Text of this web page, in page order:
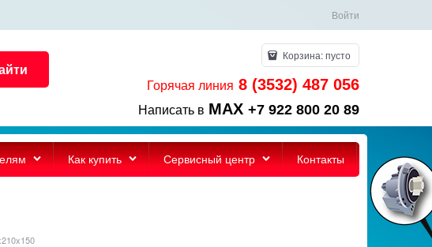
Войти
Корзина:пусто
Горячая линия 8 (3532) 487 056
Написать в MAX +7 922 800 20 89
Как купить Сервисный центр Контакты